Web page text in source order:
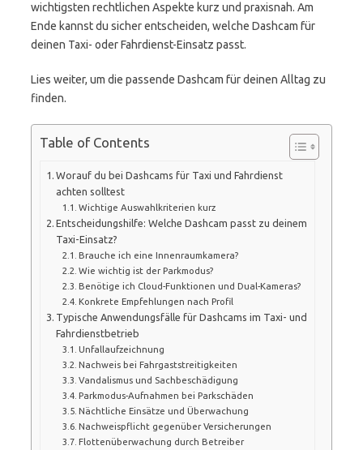
wichtigsten rechtlichen Aspekte kurz und praxisnah. Am
Ende kannst du sicher entscheiden, welche Dashcam für
deinen Taxi- oder Fahrdienst-Einsatz passt.
Lies weiter, um die passende Dashcam für deinen Alltag zu
finden.
Table of Contents
Worauf du bei Dashcams für Taxi und Fahrdienst
achten solltest
Wichtige Auswahlkriterien kurz
Entscheidungshilfe: Welche Dashcam passt zu deinem
Taxi-Einsatz?
Brauche ich eine Innenraumkamera?
Wie wichtig ist der Parkmodus?
Benötige ich Cloud-Funktionen und Dual-Kameras?
Konkrete Empfehlungen nach Profil
Typische Anwendungsfälle für Dashcams im Taxi- und
Fahrdienstbetrieb
Unfallaufzeichnung
Nachweis bei Fahrgaststreitigkeiten
Vandalismus und Sachbeschädigung
Parkmodus-Aufnahmen bei Parkschäden
Nächtliche Einsätze und Überwachung
Nachweispflicht gegenüber Versicherungen
Flottenüberwachung durch Betreiber